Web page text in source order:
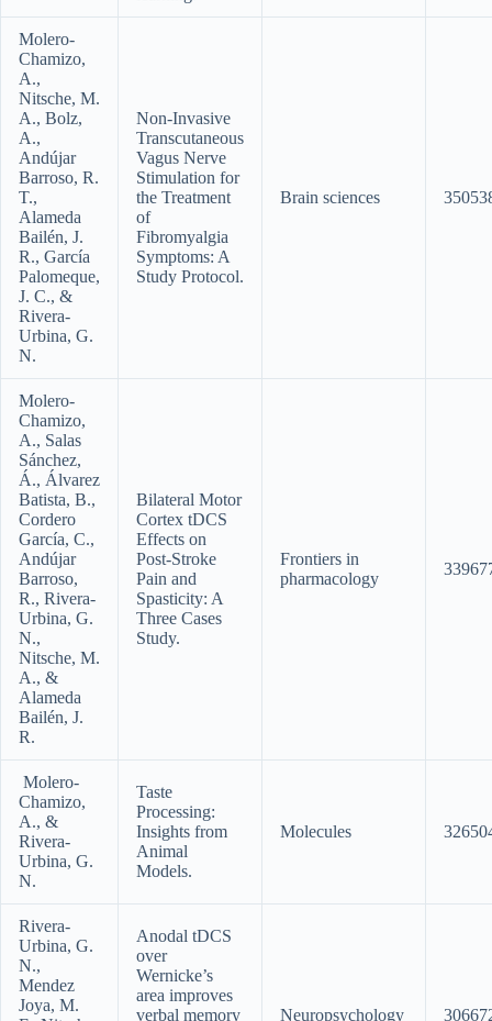
Molero-
Chamizo,
A.,
Nitsche, M.
A., Bolz,
A.,
Andújar
Barroso, R.
T.,
Alameda
Bailén, J.
R., García
Palomeque,
J. C., &
Rivera-
Urbina, G.
N.
Non-Invasive
Transcutaneous
Vagus Nerve
Stimulation for
the Treatment
of
Fibromyalgia
Symptoms: A
Study Protocol.
Brain sciences
Molero-
Chamizo,
A., Salas
Sánchez,
Á., Álvarez
Batista, B.,
Cordero
García, C.,
Andújar
Barroso,
R., Rivera-
Urbina, G.
N.,
Nitsche, M.
A., &
Alameda
Bailén, J.
R.
Bilateral Motor
Cortex tDCS
Effects on
Post-Stroke
Pain and
Spasticity: A
Three Cases
Study.
Frontiers in
pharmacology
Molero-
Chamizo,
A., &
Rivera-
Urbina, G.
N.
Taste
Processing:
Insights from
Animal
Models.
Molecules
Rivera-
Urbina, G.
N.,
Mendez
Joya, M.
Anodal tDCS
over
Wernicke’s
area improves
verbal memory
Neuropsychology